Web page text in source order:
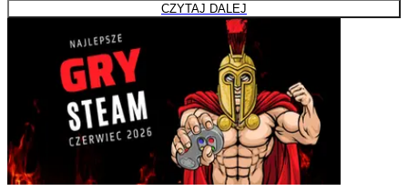
CZYTAJ DALEJ